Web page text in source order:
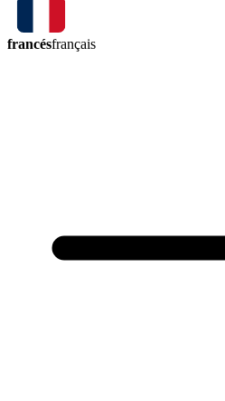
francésfrançais